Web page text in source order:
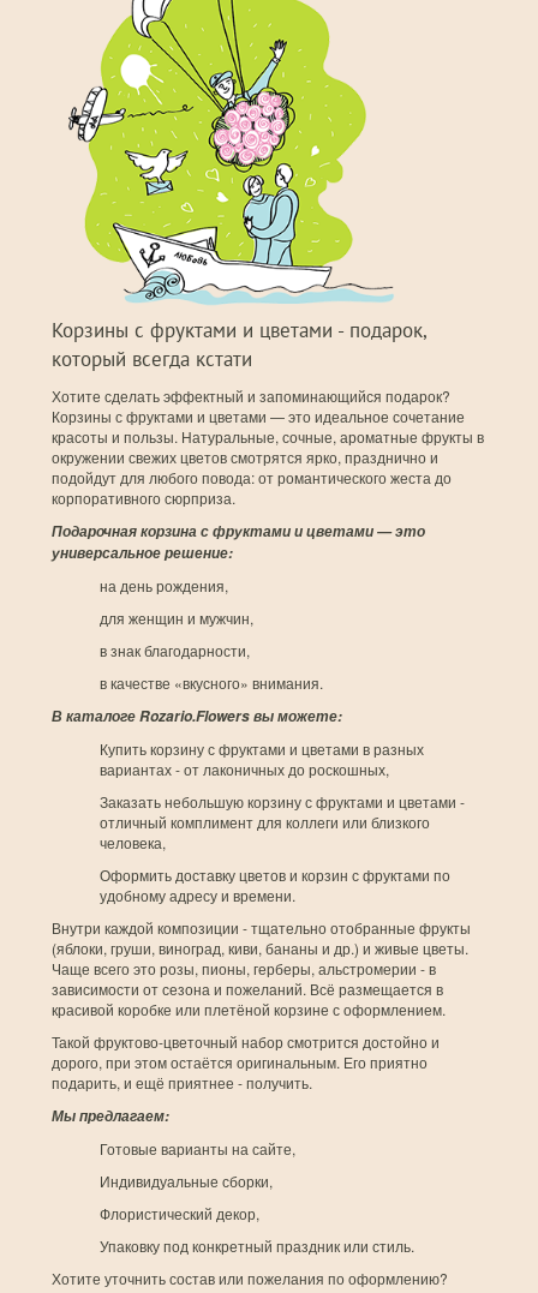
Корзины с фруктами и цветами - подарок,
который всегда кстати
Хотите сделать эффектный и запоминающийся подарок?
Корзины с фруктами и цветами — это идеальное сочетание
красоты и пользы. Натуральные, сочные, ароматные фрукты в
окружении свежих цветов смотрятся ярко, празднично и
подойдут для любого повода: от романтического жеста до
корпоративного сюрприза.
Подарочная корзина с фруктами и цветами — это
универсальное решение:
на день рождения,
для женщин и мужчин,
в знак благодарности,
в качестве «вкусного» внимания.
В каталоге Rozario.Flowers вы можете:
Купить корзину с фруктами и цветами в разных
вариантах - от лаконичных до роскошных,
Заказать небольшую корзину с фруктами и цветами -
отличный комплимент для коллеги или близкого
человека,
Оформить доставку цветов и корзин с фруктами по
удобному адресу и времени.
Внутри каждой композиции - тщательно отобранные фрукты
(яблоки, груши, виноград, киви, бананы и др.) и живые цветы.
Чаще всего это розы, пионы, герберы, альстромерии - в
зависимости от сезона и пожеланий. Всё размещается в
красивой коробке или плетёной корзине с оформлением.
Такой фруктово-цветочный набор смотрится достойно и
дорого, при этом остаётся оригинальным. Его приятно
подарить, и ещё приятнее - получить.
Мы предлагаем:
Готовые варианты на сайте,
Индивидуальные сборки,
Флористический декор,
Упаковку под конкретный праздник или стиль.
Хотите уточнить состав или пожелания по оформлению?